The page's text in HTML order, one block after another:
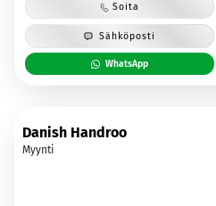
Soita
Sähköposti
WhatsApp
Danish Handroo
Myynti